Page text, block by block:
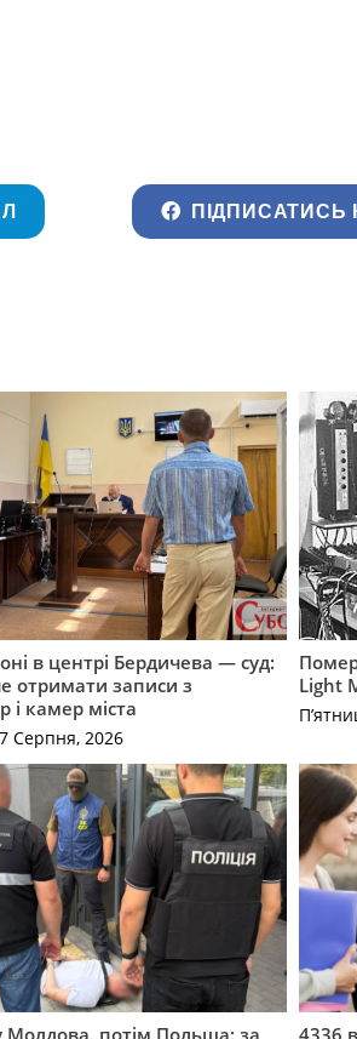
ПІДПИСАТИСЬ
в центрі Бердичева — суд:
отримати записи з
і камер міста
Серпня, 2026
Light
Молдова, потім Польща: за
4336